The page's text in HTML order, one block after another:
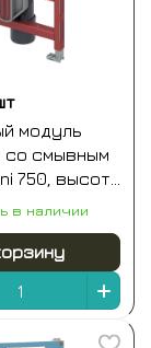
модуль
со смывным
750, высота
в наличии